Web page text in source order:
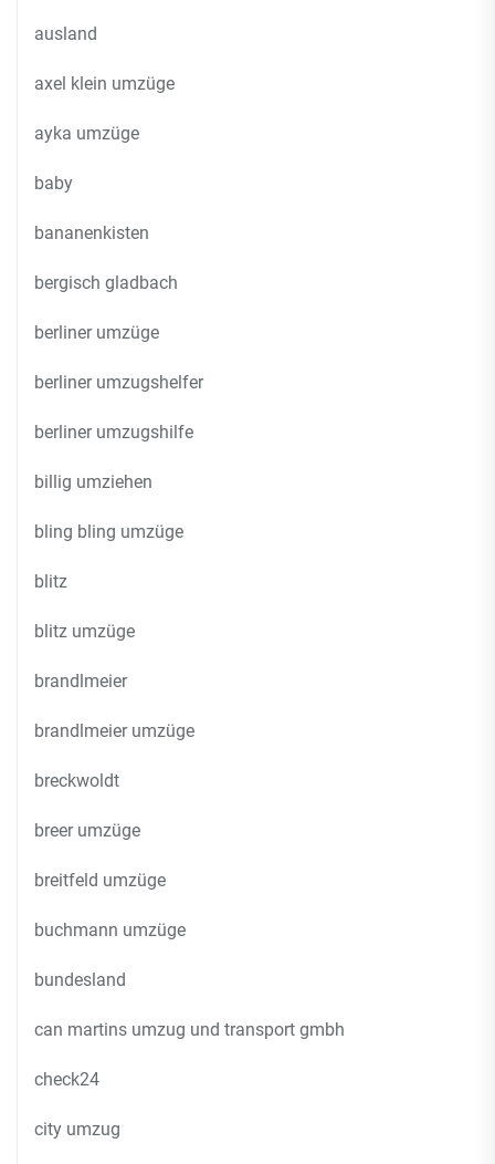
ausland
axel klein umzüge
ayka umzüge
baby
bananenkisten
bergisch gladbach
berliner umzüge
berliner umzugshelfer
berliner umzugshilfe
billig umziehen
bling bling umzüge
blitz
blitz umzüge
brandlmeier
brandlmeier umzüge
breckwoldt
breer umzüge
breitfeld umzüge
buchmann umzüge
bundesland
can martins umzug und transport gmbh
check24
city umzug